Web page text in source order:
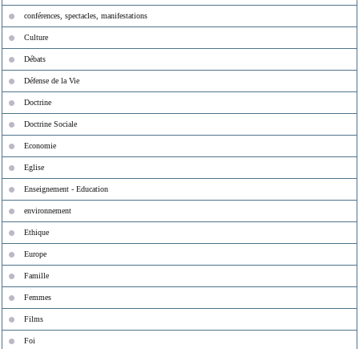
conférences, spectacles, manifestations
Culture
Débats
Défense de la Vie
Doctrine
Doctrine Sociale
Economie
Eglise
Enseignement - Education
environnement
Ethique
Europe
Famille
Femmes
Films
Foi